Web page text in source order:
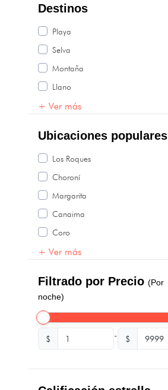
Destinos
Playa
Selva
Montaña
Llano
+ Ver más
Ubicaciones populares
Los Roques
Choroní
Margarita
Canaima
Coro
+ Ver más
Filtrado por Precio (Por
noche)
$ - $